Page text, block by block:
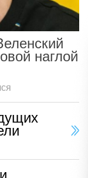
наглой